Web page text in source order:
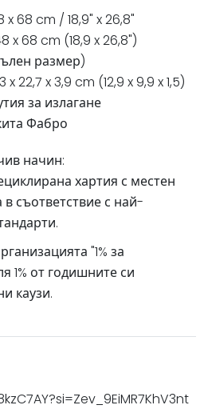
68 cm / 18,9" x 26,8"
x 68 cm (18,9 x 26,8")
размер)
22,7 x 3,9 cm (12,9 x 9,9 x 1,5)
за излагане
Фабро
начин:
хартия с местен
съответствие с най-
"1% за
1% от годишните си
каузи.